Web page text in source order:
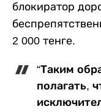
блокиратор
2 000 тенге.
“Таким
полагать,